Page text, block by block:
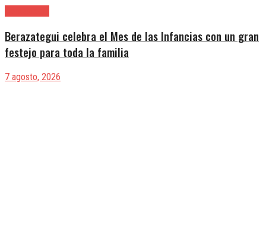
Berazategui celebra el Mes de las Infancias con un gran
festejo para toda la familia
7 agosto, 2026